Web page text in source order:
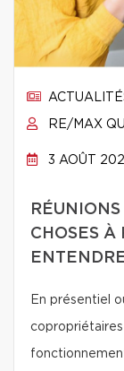
RE/MAX
3 AOÛT
CHOSES À
En présentiel